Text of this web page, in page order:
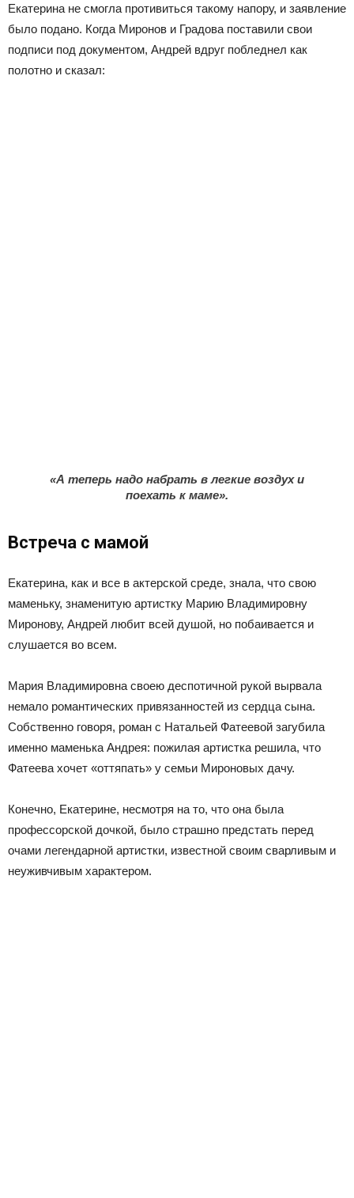
Екатерина не смогла противиться такому напору, и заявление
было подано. Когда Миронов и Градова поставили свои
подписи под документом, Андрей вдруг побледнел как
полотно и сказал:
«А теперь надо набрать в легкие воздух и
поехать к маме».
Встреча с мамой
Екатерина, как и все в актерской среде, знала, что свою
маменьку, знаменитую артистку Марию Владимировну
Миронову, Андрей любит всей душой, но побаивается и
слушается во всем.
Мария Владимировна своею деспотичной рукой вырвала
немало романтических привязанностей из сердца сына.
Собственно говоря, роман с Натальей Фатеевой загубила
именно маменька Андрея: пожилая артистка решила, что
Фатеева хочет «оттяпать» у семьи Мироновых дачу.
Конечно, Екатерине, несмотря на то, что она была
профессорской дочкой, было страшно предстать перед
очами легендарной артистки, известной своим сварливым и
неуживчивым характером.